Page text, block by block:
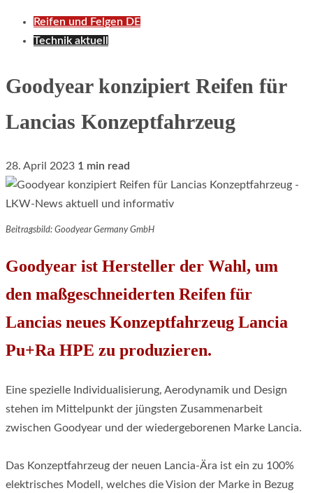
Reifen und Felgen DE
Technik aktuell
Goodyear konzipiert Reifen für
Lancias Konzeptfahrzeug
28. April 2023 1 min read
Beitragsbild: Goodyear Germany GmbH
Goodyear ist Hersteller der Wahl, um
den maßgeschneiderten Reifen für
Lancias neues Konzeptfahrzeug Lancia
Pu+Ra HPE zu produzieren.
Eine spezielle Individualisierung, Aerodynamik und Design
stehen im Mittelpunkt der jüngsten Zusammenarbeit
zwischen Goodyear und der wiedergeborenen Marke Lancia.
Das Konzeptfahrzeug der neuen Lancia-Ära ist ein zu 100%
elektrisches Modell, welches die Vision der Marke in Bezug